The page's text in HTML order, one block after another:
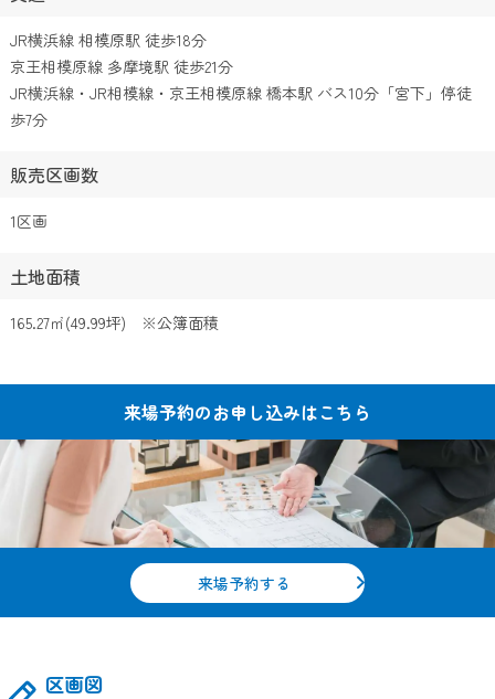
JR横浜線 相模原駅 徒歩18分
京王相模原線 多摩境駅 徒歩21分
JR横浜線・JR相模線・京王相模原線 橋本駅 バス10分「宮下」停徒
歩7分
販売区画数
1区画
土地面積
165.27㎡(49.99坪) ※公簿面積
来場予約のお申し込みはこちら
来場予約する
区画図